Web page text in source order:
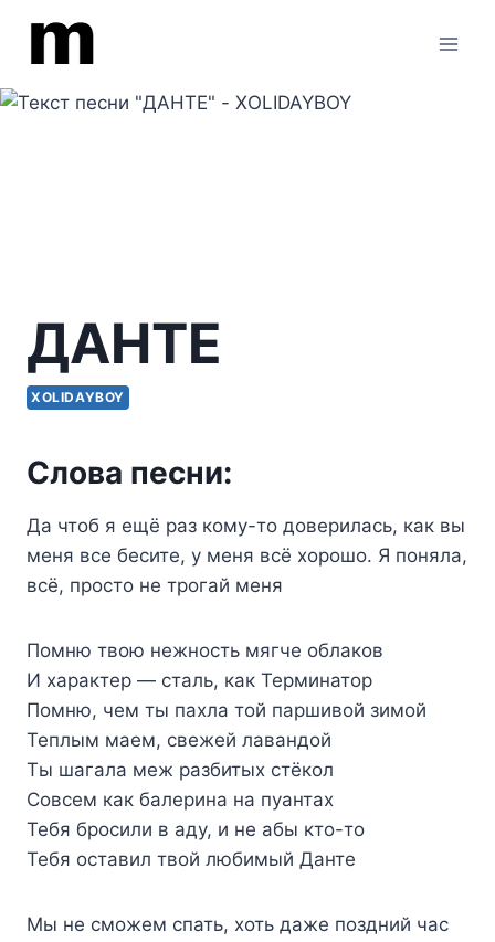
ДАНТЕ
XOLIDAYBOY
Слова песни:
Да чтоб я ещё раз кому-то доверилась, как вы
меня все бесите, у меня всё хорошо. Я поняла,
всё, просто не трогай меня
Помню твою нежность мягче облаков
И характер — сталь, как Терминатор
Помню, чем ты пахла той паршивой зимой
Теплым маем, свежей лавандой
Ты шагала меж разбитых стёкол
Совсем как балерина на пуантах
Тебя бросили в аду, и не абы кто-то
Тебя оставил твой любимый Данте
Мы не сможем спать, хоть даже поздний час